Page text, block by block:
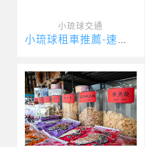
小琉球交通